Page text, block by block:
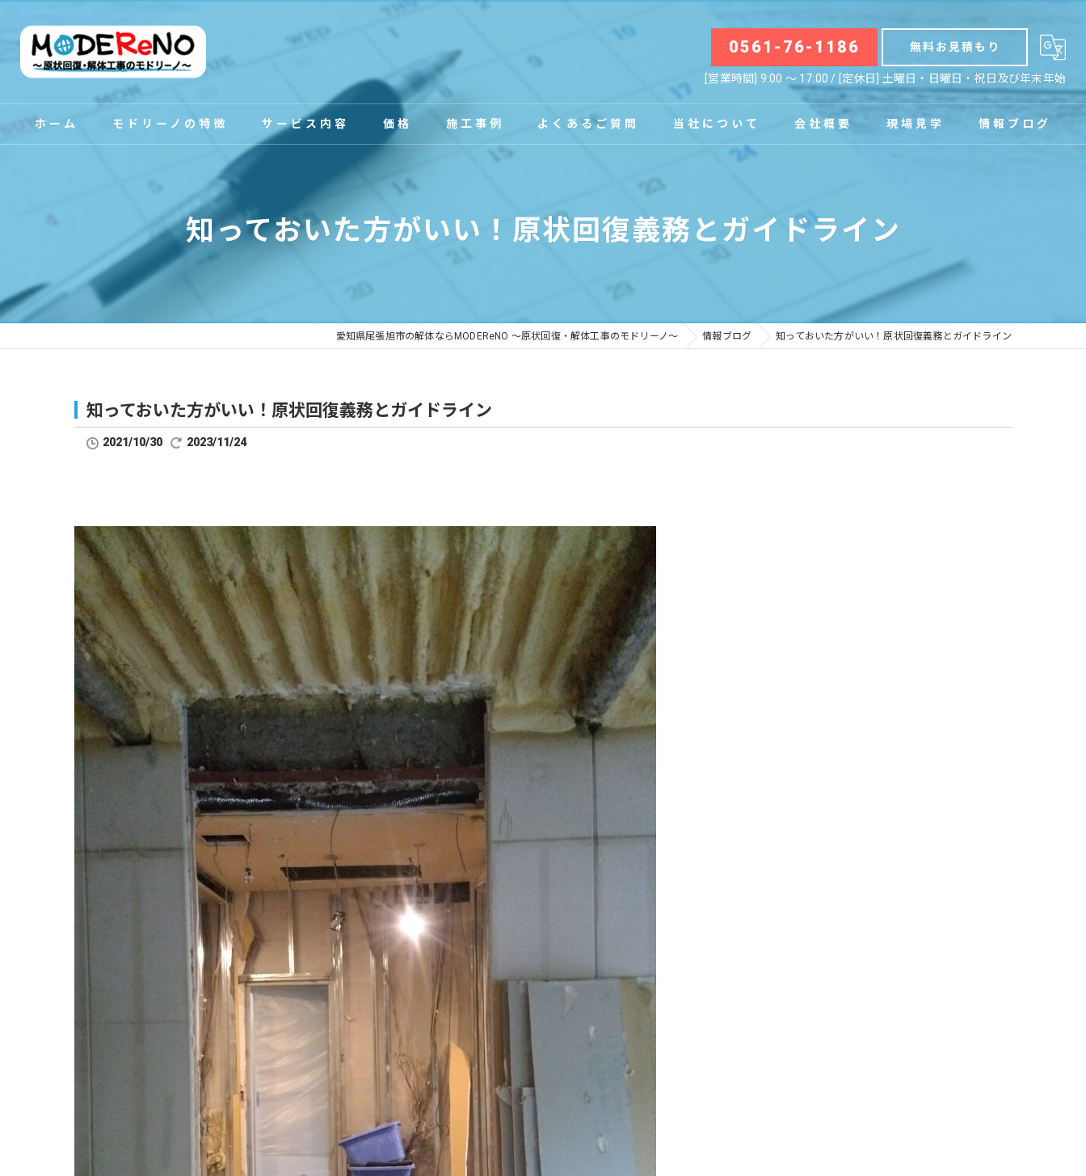
0561-76-1186 無料お見積もり
[営業時間] 9:00 〜 17:00 / [定休日] 土曜日・日曜日・祝日及び年末年始
ホーム モドリーノの特徴 サービス内容 価格 施工事例 よくあるご質問 当社について
事務所
工場
会社概要 現場見学 情報ブログ
知っておいた方がいい！原状回復義務とガイドライン
愛知県尾張旭市の解体ならMODEReNO ～原状回復・解体工事のモドリーノ～ 情報ブログ 知っておいた方がいい！原状回復義務とガイドライン
知っておいた方がいい！原状回復義務とガイドライン
2021/10/30 2023/11/24